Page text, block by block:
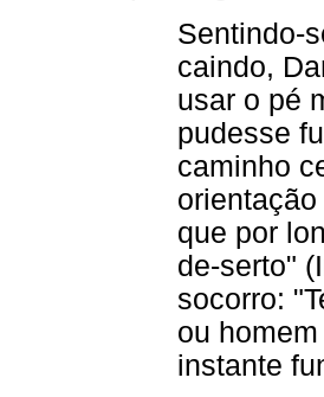
Sentindo-
caindo,
usar o pé
pudesse
caminho
que por
de-serto"
socorro:
ou
instante